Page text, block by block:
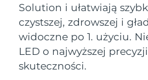
Solution i ułatwiają
czystszej, zdrowszej i
widoczne po 1. użyciu.
LED o najwyższej
skuteczności.